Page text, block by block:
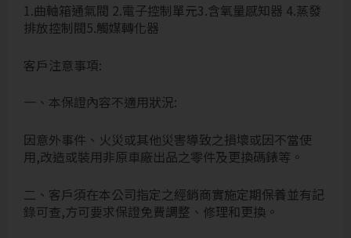
1.曲軸箱通氣閥 2.電子控制單元3.含氧量感知器 4.蒸發
排放控制閥5.觸媒轉化器
客戶注意事項:
一、本保證內容不適用狀況:
因意外事件、火災或其他災害導致之損壞或因不當使
用,改造或裝用非原車廠出品之零件及更換碼錶等。
二、客戶須在本公司指定之經銷商實施定期保養並有記
錄可查,方可要求保證免費調整、修理和更換。